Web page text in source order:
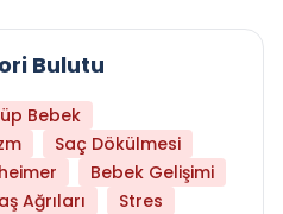
Bulutu
Bebek
Saç Dökülmesi
Bebek Gelişimi
Ağrıları
Stres